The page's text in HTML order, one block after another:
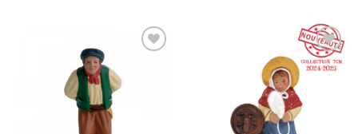
Ajouter
à la liste